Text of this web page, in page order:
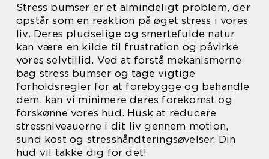
Stress bumser er et almindeligt problem, der
opstår som en reaktion på øget stress i vores
liv. Deres pludselige og smertefulde natur
kan være en kilde til frustration og påvirke
vores selvtillid. Ved at forstå mekanismerne
bag stress bumser og tage vigtige
forholdsregler for at forebygge og behandle
dem, kan vi minimere deres forekomst og
forskønne vores hud. Husk at reducere
stressniveauerne i dit liv gennem motion,
sund kost og stresshåndteringsøvelser. Din
hud vil takke dig for det!